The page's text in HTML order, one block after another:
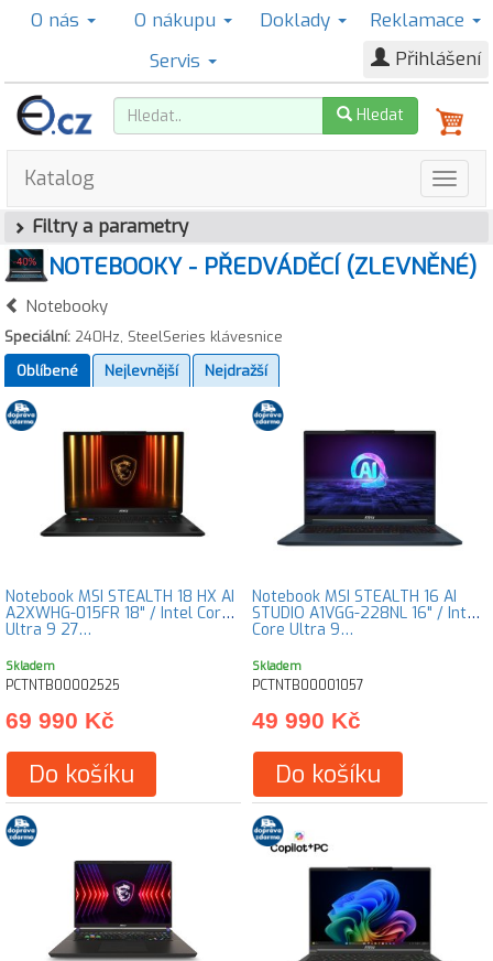
O nás O nákupu Doklady
Reklamace
Servis
Přihlášení
Hledat
Katalog
Filtry a parametry
NOTEBOOKY - PŘEDVÁDĚCÍ (ZLEVNĚNÉ)
Notebooky
Speciální: 240Hz, SteelSeries klávesnice
Oblíbené
Nejlevnější Nejdražší
Notebook MSI STEALTH 18 HX AI
A2XWHG-015FR 18" / Intel Core
Ultra 9 27…
Skladem
PCTNTB00002525
69 990 Kč
Do košíku
Notebook MSI STEALTH 16 AI
STUDIO A1VGG-228NL 16" / Intel
Core Ultra 9…
Skladem
PCTNTB00001057
49 990 Kč
Do košíku